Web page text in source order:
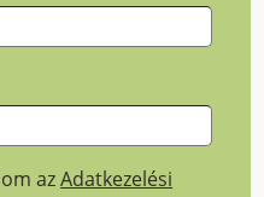
azAdatkezelési